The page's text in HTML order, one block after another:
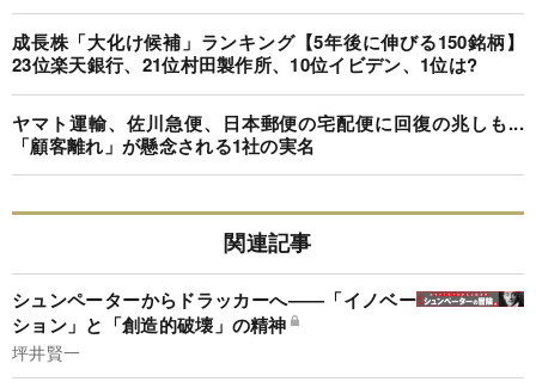
成長株「大化け候補」ランキング【5年後に伸びる150銘柄】
23位楽天銀行、21位村田製作所、10位イビデン、1位は?
ヤマト運輸、佐川急便、日本郵便の宅配便に回復の兆しも...
「顧客離れ」が懸念される1社の実名
関連記事
シュンペーターからドラッカーへ――「イノベー
ション」と「創造的破壊」の精神
坪井賢一